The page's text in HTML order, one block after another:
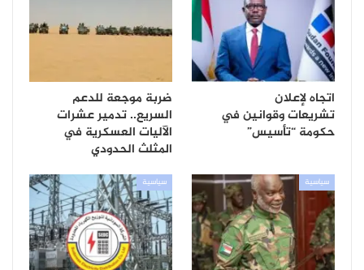
اتجاه لإعلان
تشريعات وقوانين في
حكومة “تأسيس”
ضربة موجعة للدعم
السريع.. تدمير عشرات
الآليات العسكرية في
المثلث الحدودي
سياسية سياسية